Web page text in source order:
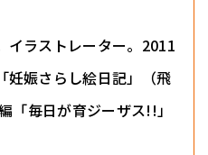
イラストレーター。2011
妊娠さらし絵日記」（飛
「毎日が育ジーザス!!」